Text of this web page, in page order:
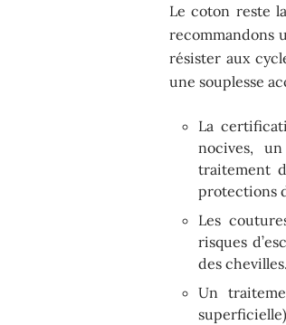
Le coton reste
recommandons
résister aux
une souplesse
La
nocives,
traitement
protections
Les
risques
des chevilles.
Un